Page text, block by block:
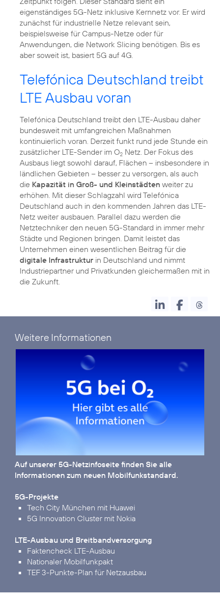
eigenständiges 5G-Netz inklusive Kernnetz vor. Er wird
zunächst für industrielle Netze relevant sein,
beispielsweise für Campus-Netze oder für
Anwendungen, die Network Slicing benötigen. Bis es
aber soweit ist, basiert 5G auf 4G.
Telefónica Deutschland treibt
LTE Ausbau voran
Telefónica Deutschland treibt den LTE-Ausbau daher
bundesweit mit umfangreichen Maßnahmen
kontinuierlich voran. Derzeit funkt rund jede Stunde ein
zusätzlicher LTE-Sender im O2 Netz. Der Fokus des
Ausbaus liegt sowohl darauf, Flächen – insbesondere in
ländlichen Gebieten – besser zu versorgen, als auch
die Kapazität in Groß- und Kleinstädten weiter zu
erhöhen. Mit dieser Schlagzahl wird Telefónica
Deutschland auch in den kommenden Jahren das LTE-
Netz weiter ausbauen. Parallel dazu werden die
Netztechniker den neuen 5G-Standard in immer mehr
Städte und Regionen bringen. Damit leistet das
Unternehmen einen wesentlichen Beitrag für die
digitale Infrastruktur in Deutschland und nimmt
Industriepartner und Privatkunden gleichermaßen mit in
die Zukunft.
Weitere Informationen
Auf unserer 5G-Netzinfoseite finden Sie alle
Informationen zum neuen Mobilfunkstandard.
5G-Projekte
Tech City München mit Huawei
5G Innovation Cluster mit Nokia
LTE-Ausbau und Breitbandversorgung
Faktencheck LTE-Ausbau
Nationaler Mobilfunkpakt
TEF 3-Punkte-Plan für Netzausbau